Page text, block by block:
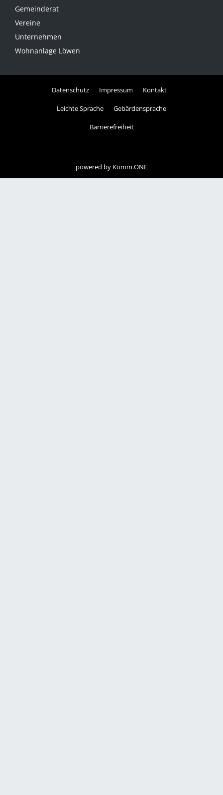
Gemeinderat
Vereine
Unternehmen
Wohnanlage Löwen
Datenschutz Impressum Kontakt
Leichte Sprache Gebärdensprache
Barrierefreiheit
powered by Komm.ONE